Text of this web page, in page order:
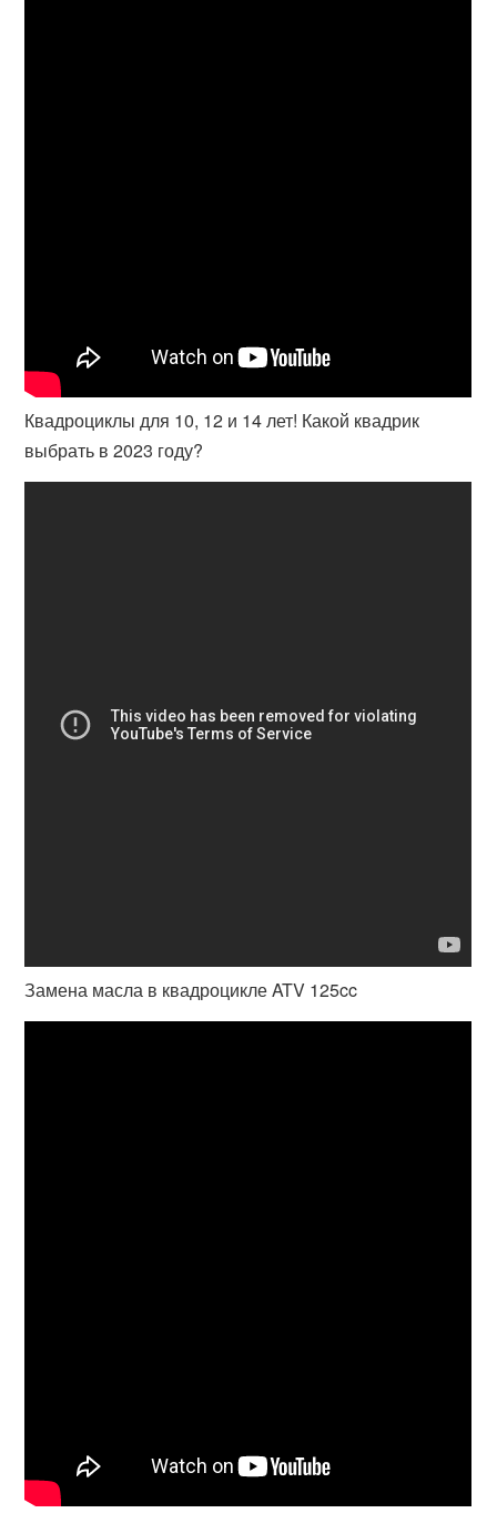
Квадроциклы для 10, 12 и 14 лет! Какой квадрик
выбрать в 2023 году?
Замена масла в квадроцикле ATV 125cc